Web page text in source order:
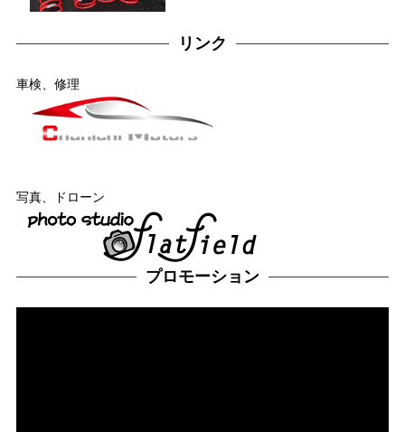
リンク
車検、修理
写真、ドローン
プロモーション